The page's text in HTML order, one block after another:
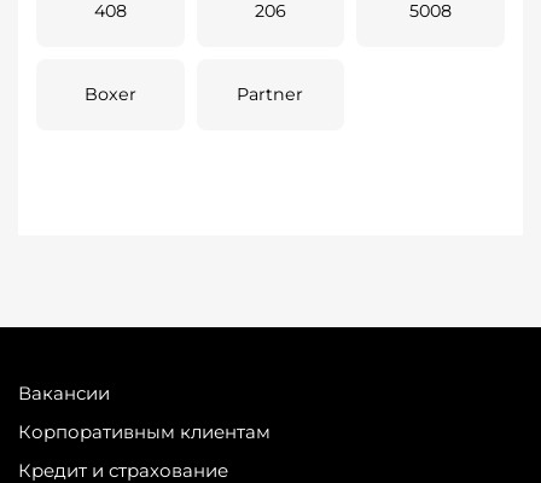
408 206 5008
Boxer Partner
Вакансии
Корпоративным клиентам
Кредит и страхование